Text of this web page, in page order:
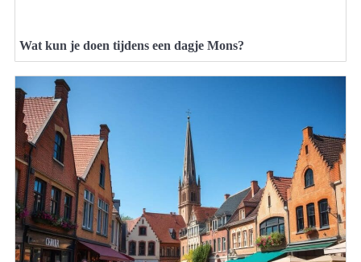
Wat kun je doen tijdens een dagje Mons?